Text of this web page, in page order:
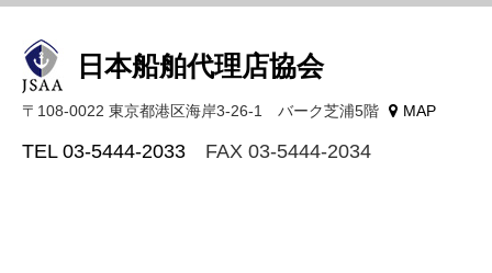
日本船舶代理店協会
〒108-0022 東京都港区海岸3-26-1 バーク芝浦5階 MAP
TEL 03-5444-2033 FAX 03-5444-2034